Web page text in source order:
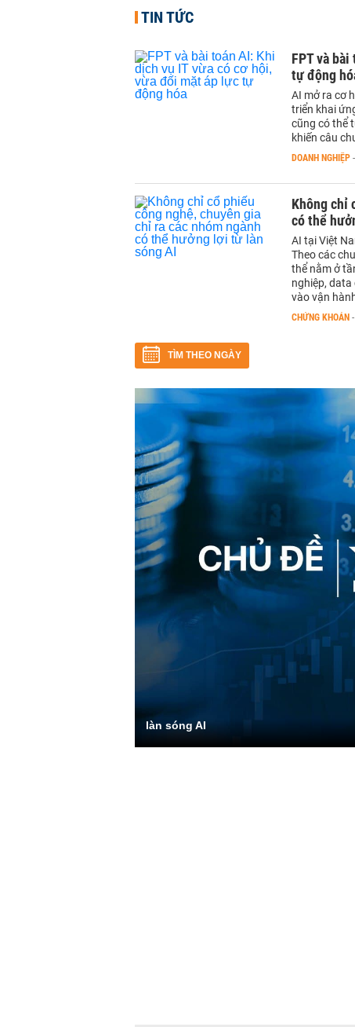
TIN TỨC
FPT và
tự động
AI mở ra cơ
triển khai
cũng có thể
khiến câu
DOANH NGHIỆP -
Không chỉ
có thể
AI tại Việt
Theo các
thể nằm ở
nghiệp,
vào vận
CHỨNG KHOÁN -
TÌM THEO NGÀY
làn sóng AI